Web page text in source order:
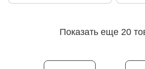
Показать еще 20